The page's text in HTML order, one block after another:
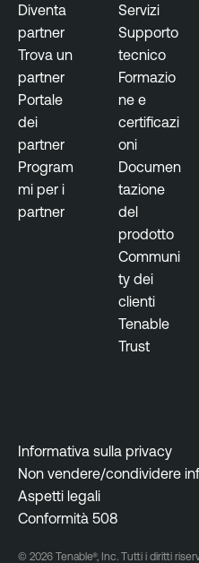
C
l
o
u
d
E
x
p
o
s
Diventa
partner
Trova un
partner
Portale
dei
partner
Program
mi per i
partner
Servizi
Supporto
tecnico
Formazio
ne e
certificazi
oni
Documen
tazione
del
prodotto
Communi
ty dei
clienti
Tenable
Trust
Informativa sulla privacy
Non vendere/condividere
Aspetti legali
Conformità 508
© 2026 Tenable®, Inc. Tutti i diritti